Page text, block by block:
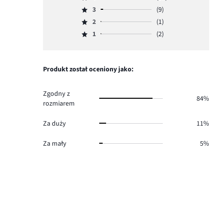
ilość
głosów
4,
ilość
głosów
Ocena
3,
ilość
3
(9)
Ocena
2,
1.
2
(1)
Ocena
głosów
1 (2)
Produkt został oceniony jako:
Zgodny z
rozmiarem
84%
Za duży 11%
Za mały 5%